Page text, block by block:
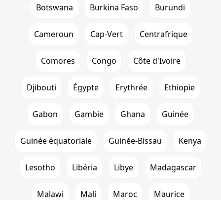
Botswana Burkina Faso Burundi
Cameroun Cap-Vert Centrafrique
Comores Congo Côte d'Ivoire
Djibouti Égypte Erythrée Ethiopie
Gabon Gambie Ghana Guinée
Guinée équatoriale Guinée-Bissau Kenya
Lesotho Libéria Libye Madagascar
Malawi Mali Maroc Maurice